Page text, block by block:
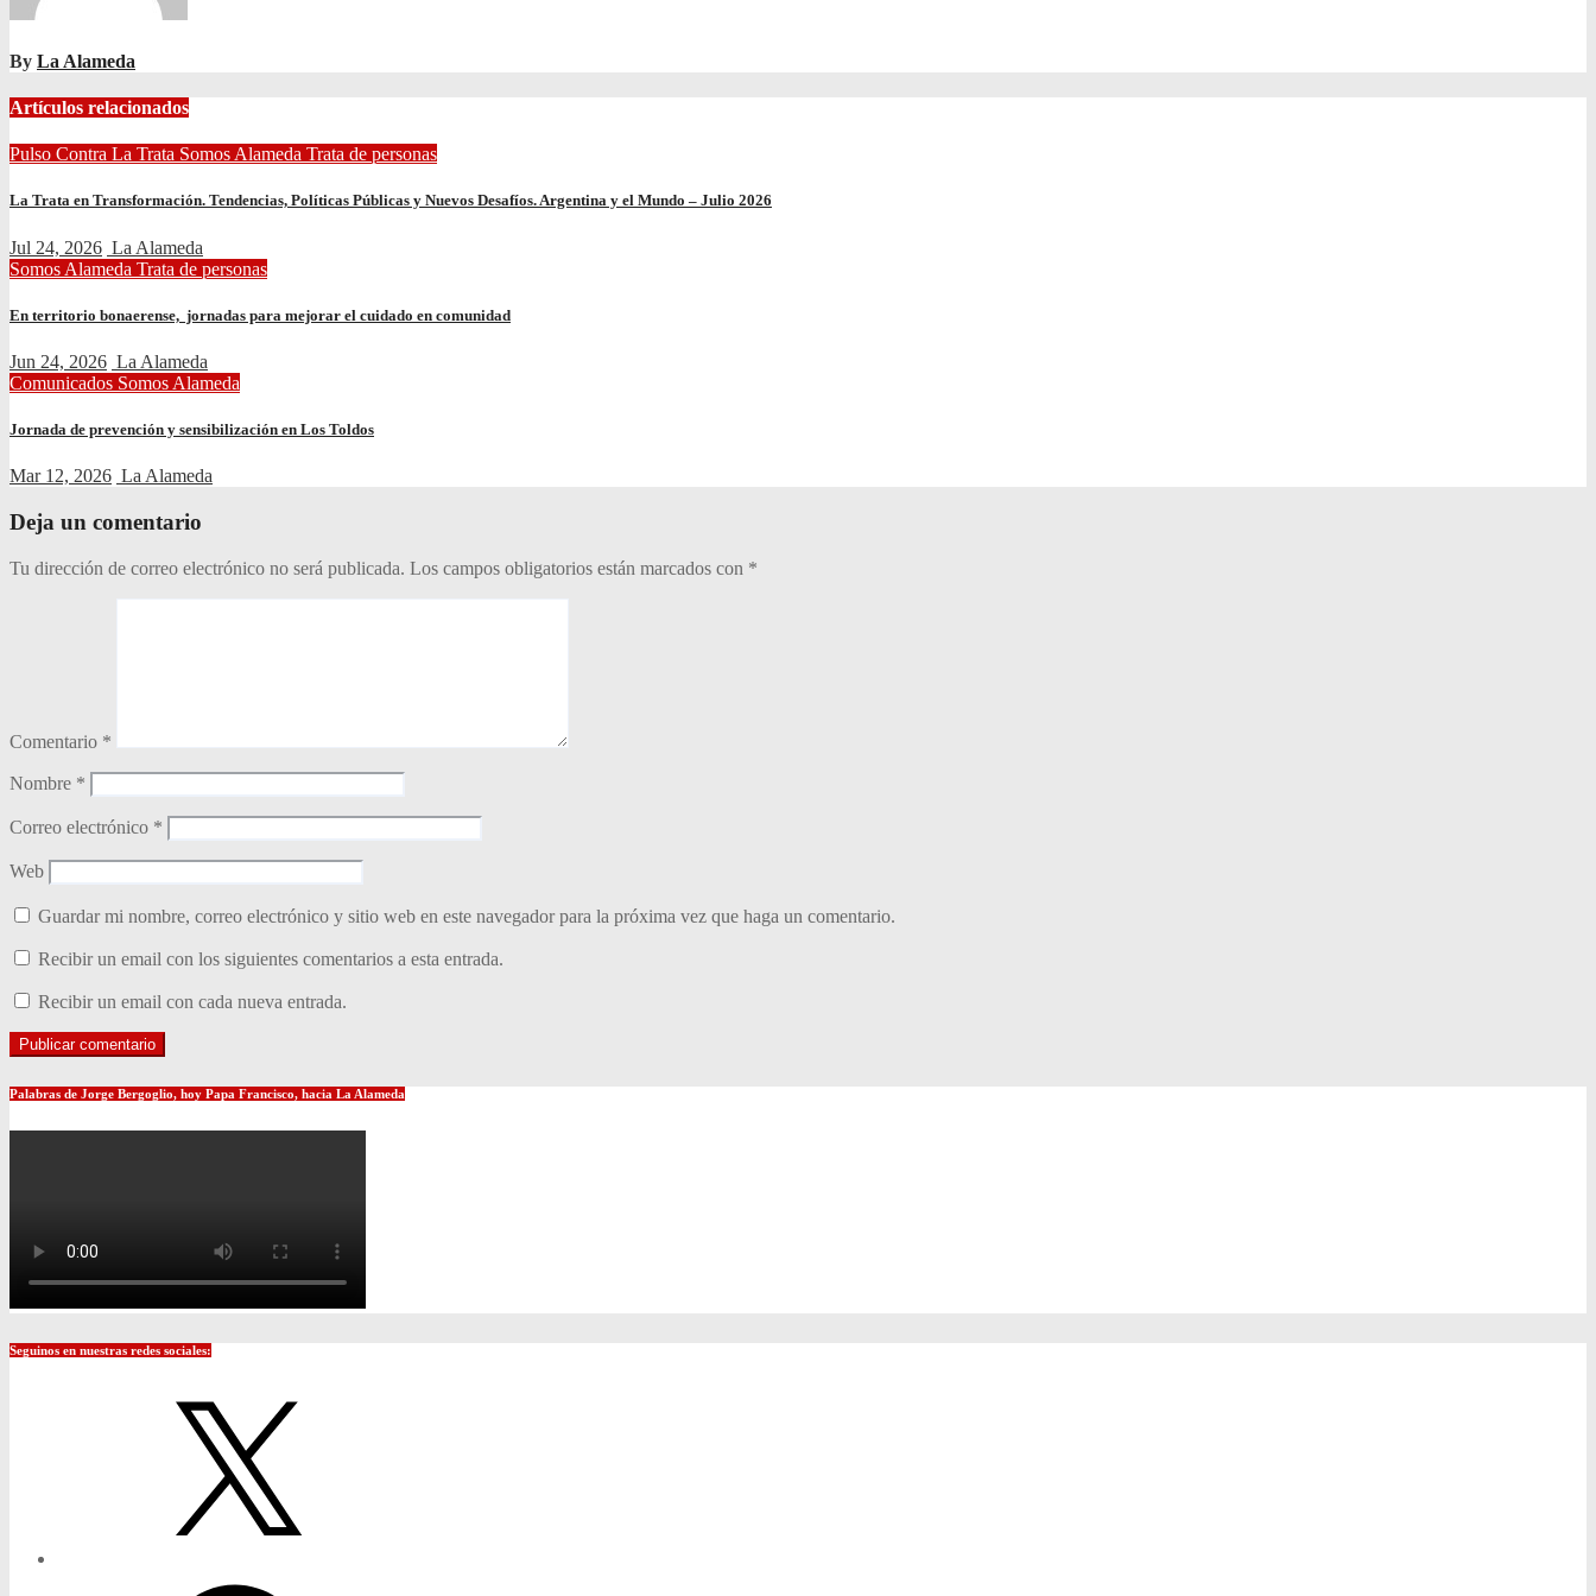
By La Alameda
Artículos relacionados
Pulso Contra La Trata Somos Alameda Trata de personas
La Trata en Transformación. Tendencias, Políticas Públicas y Nuevos Desafíos. Argentina y el Mundo – Julio 2026
Jul 24, 2026 La Alameda
Somos Alameda Trata de personas
En territorio bonaerense, jornadas para mejorar el cuidado en comunidad
Jun 24, 2026 La Alameda
Comunicados Somos Alameda
Jornada de prevención y sensibilización en Los Toldos
Mar 12, 2026 La Alameda
Deja un comentario
Tu dirección de correo electrónico no será publicada. Los campos obligatorios están marcados con *
Comentario *
Nombre *
Correo electrónico *
Web
Guardar mi nombre, correo electrónico y sitio web en este navegador para la próxima vez que haga un comentario.
Recibir un email con los siguientes comentarios a esta entrada.
Recibir un email con cada nueva entrada.
Palabras de Jorge Bergoglio, hoy Papa Francisco, hacia La Alameda
Seguinos en nuestras redes sociales: